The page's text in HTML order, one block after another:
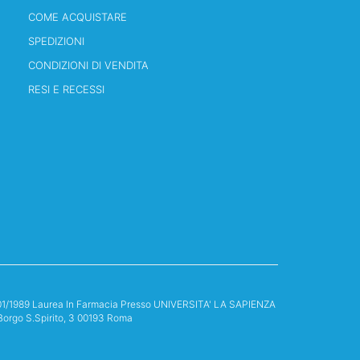
COME ACQUISTARE
SPEDIZIONI
CONDIZIONI DI VENDITA
RESI E RECESSI
Laurea In Farmacia Presso UNIVERSITA' LA SAPIENZA
S.Spirito, 3 00193 Roma